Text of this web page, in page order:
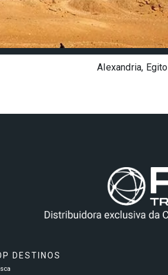
Alexandria, Egito
DESTINOS